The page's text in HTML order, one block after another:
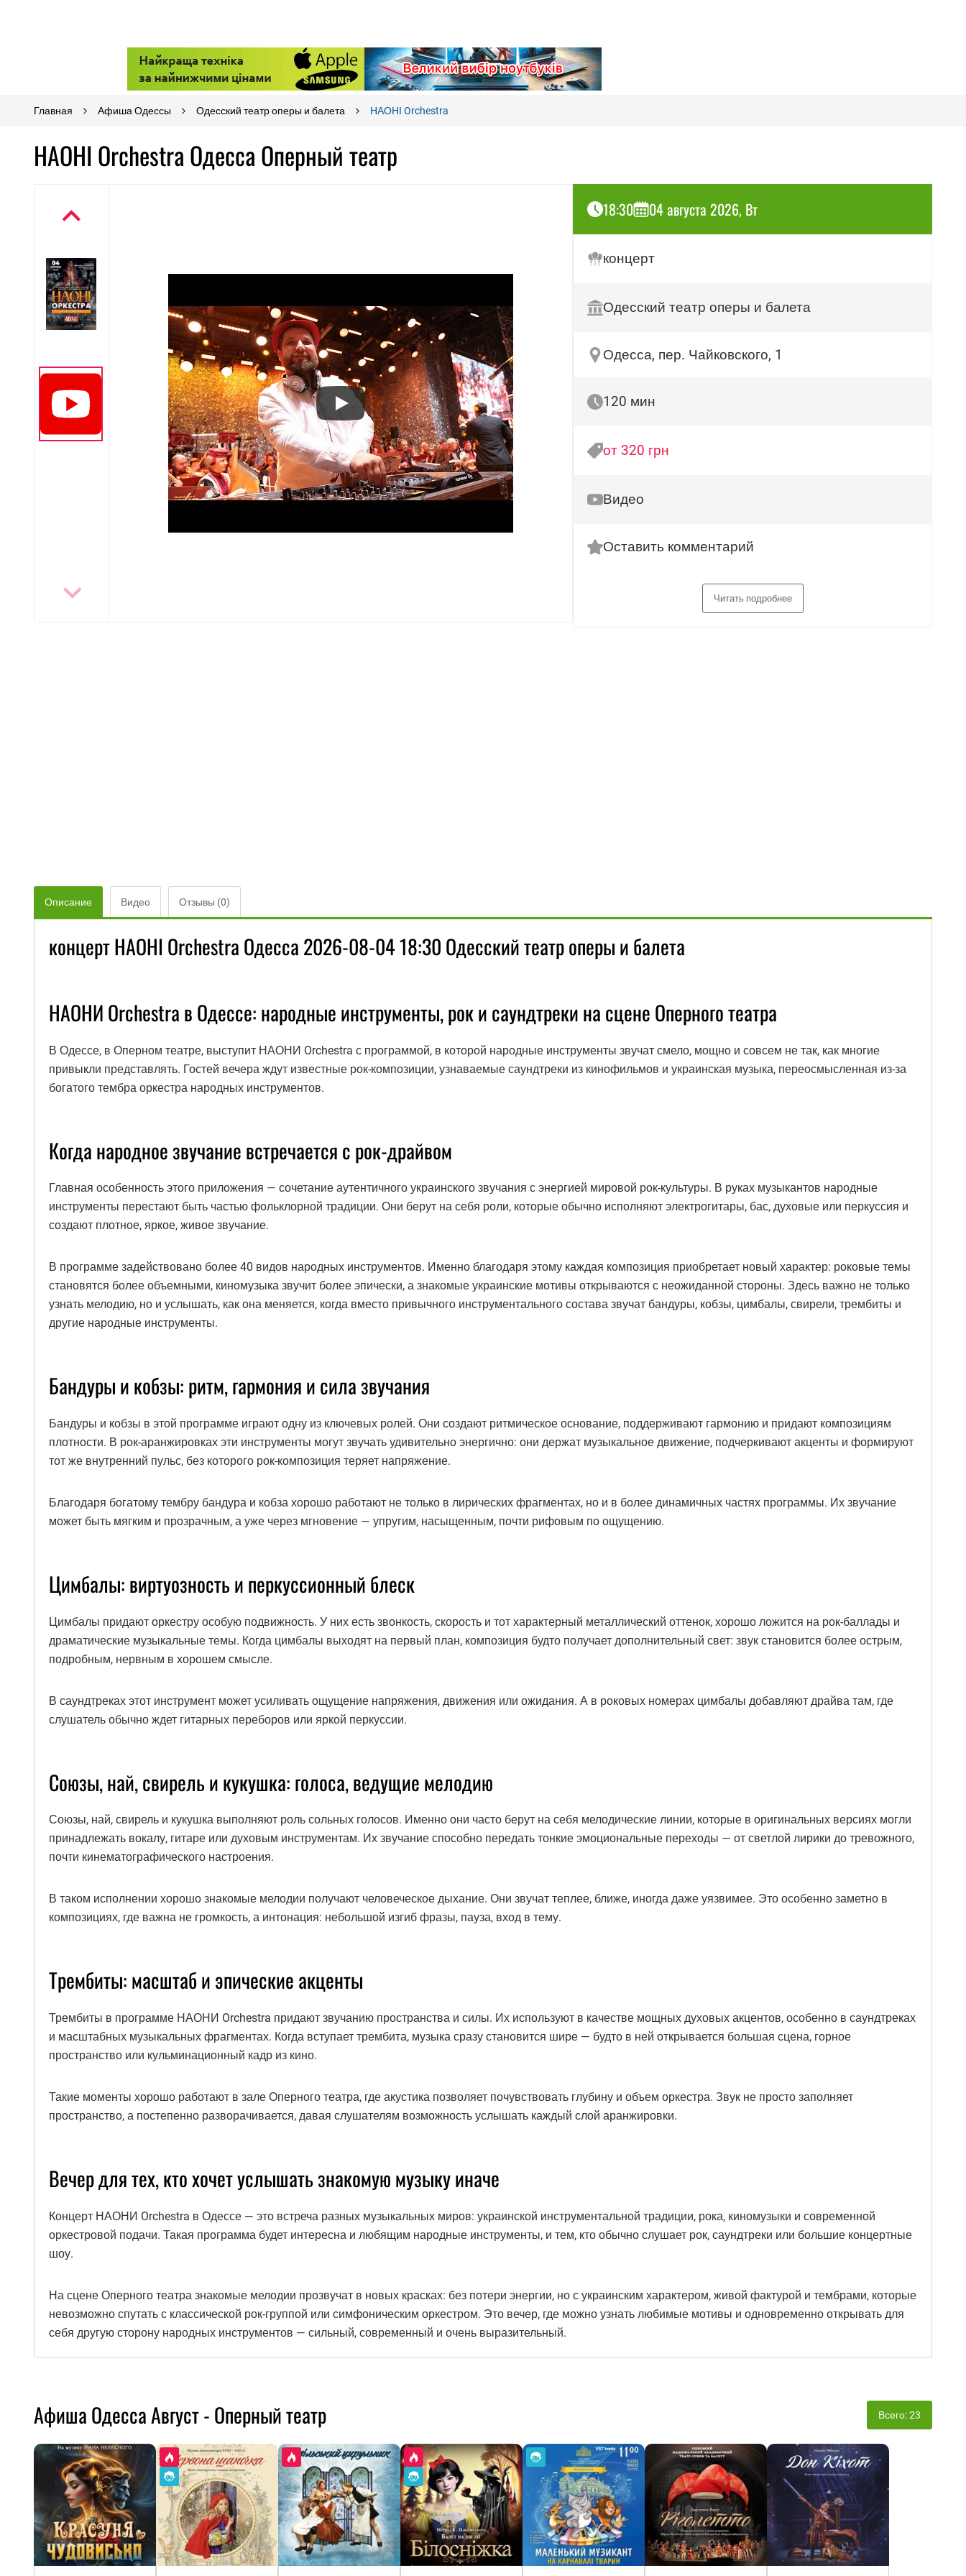
Главная Афиша Одессы Одесский театр оперы и балета НАОНІ Orchestra
НАОНІ Orchestra Одесса Оперный театр
18:30 04 августа 2026, Вт
концерт
Одесский театр оперы и балета
Одесса, пер. Чайковского, 1
120 мин
от 320 грн
Видео
Оставить комментарий
Читать подробнее
Описание Видео Отзывы (0)
концерт НАОНІ Orchestra Одесса 2026-08-04 18:30 Одесский театр оперы и балета
НАОНИ Orchestra в Одессе: народные инструменты, рок и саундтреки на сцене Оперного театра
В Одессе, в Оперном театре, выступит НАОНИ Orchestra с программой, в которой народные инструменты звучат смело, мощно и совсем не так, как многие
привыкли представлять. Гостей вечера ждут известные рок-композиции, узнаваемые саундтреки из кинофильмов и украинская музыка, переосмысленная из-за
богатого тембра оркестра народных инструментов.
Когда народное звучание встречается с рок-драйвом
Главная особенность этого приложения — сочетание аутентичного украинского звучания с энергией мировой рок-культуры. В руках музыкантов народные
инструменты перестают быть частью фольклорной традиции. Они берут на себя роли, которые обычно исполняют электрогитары, бас, духовые или перкуссия и
создают плотное, яркое, живое звучание.
В программе задействовано более 40 видов народных инструментов. Именно благодаря этому каждая композиция приобретает новый характер: роковые темы
становятся более объемными, киномузыка звучит более эпически, а знакомые украинские мотивы открываются с неожиданной стороны. Здесь важно не только
узнать мелодию, но и услышать, как она меняется, когда вместо привычного инструментального состава звучат бандуры, кобзы, цимбалы, свирели, трембиты и
другие народные инструменты.
Бандуры и кобзы: ритм, гармония и сила звучания
Бандуры и кобзы в этой программе играют одну из ключевых ролей. Они создают ритмическое основание, поддерживают гармонию и придают композициям
плотности. В рок-аранжировках эти инструменты могут звучать удивительно энергично: они держат музыкальное движение, подчеркивают акценты и формируют
тот же внутренний пульс, без которого рок-композиция теряет напряжение.
Благодаря богатому тембру бандура и кобза хорошо работают не только в лирических фрагментах, но и в более динамичных частях программы. Их звучание
может быть мягким и прозрачным, а уже через мгновение — упругим, насыщенным, почти рифовым по ощущению.
Цимбалы: виртуозность и перкуссионный блеск
Цимбалы придают оркестру особую подвижность. У них есть звонкость, скорость и тот характерный металлический оттенок, хорошо ложится на рок-баллады и
драматические музыкальные темы. Когда цимбалы выходят на первый план, композиция будто получает дополнительный свет: звук становится более острым,
подробным, нервным в хорошем смысле.
В саундтреках этот инструмент может усиливать ощущение напряжения, движения или ожидания. А в роковых номерах цимбалы добавляют драйва там, где
слушатель обычно ждет гитарных переборов или яркой перкуссии.
Союзы, най, свирель и кукушка: голоса, ведущие мелодию
Союзы, най, свирель и кукушка выполняют роль сольных голосов. Именно они часто берут на себя мелодические линии, которые в оригинальных версиях могли
принадлежать вокалу, гитаре или духовым инструментам. Их звучание способно передать тонкие эмоциональные переходы — от светлой лирики до тревожного,
почти кинематографического настроения.
В таком исполнении хорошо знакомые мелодии получают человеческое дыхание. Они звучат теплее, ближе, иногда даже уязвимее. Это особенно заметно в
композициях, где важна не громкость, а интонация: небольшой изгиб фразы, пауза, вход в тему.
Трембиты: масштаб и эпические акценты
Трембиты в программе НАОНИ Orchestra придают звучанию пространства и силы. Их используют в качестве мощных духовых акцентов, особенно в саундтреках
и масштабных музыкальных фрагментах. Когда вступает трембита, музыка сразу становится шире — будто в ней открывается большая сцена, горное
пространство или кульминационный кадр из кино.
Такие моменты хорошо работают в зале Оперного театра, где акустика позволяет почувствовать глубину и объем оркестра. Звук не просто заполняет
пространство, а постепенно разворачивается, давая слушателям возможность услышать каждый слой аранжировки.
Вечер для тех, кто хочет услышать знакомую музыку иначе
Концерт НАОНИ Orchestra в Одессе — это встреча разных музыкальных миров: украинской инструментальной традиции, рока, киномузыки и современной
оркестровой подачи. Такая программа будет интересна и любящим народные инструменты, и тем, кто обычно слушает рок, саундтреки или большие концертные
шоу.
На сцене Оперного театра знакомые мелодии прозвучат в новых красках: без потери энергии, но с украинским характером, живой фактурой и тембрами, которые
невозможно спутать с классической рок-группой или симфоническим оркестром. Это вечер, где можно узнать любимые мотивы и одновременно открывать для
себя другую сторону народных инструментов — сильный, современный и очень выразительный.
Афиша Одесса Август - Оперный театр Всего: 23